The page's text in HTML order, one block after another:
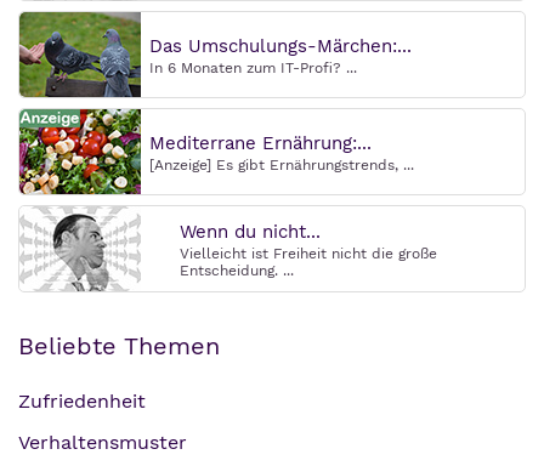
Das Umschulungs-Märchen:...
In 6 Monaten zum IT-Profi? ...
Mediterrane Ernährung:...
[Anzeige] Es gibt Ernährungstrends, ...
Wenn du nicht...
Vielleicht ist Freiheit nicht die große
Entscheidung. ...
Beliebte Themen
Zufriedenheit
Verhaltensmuster